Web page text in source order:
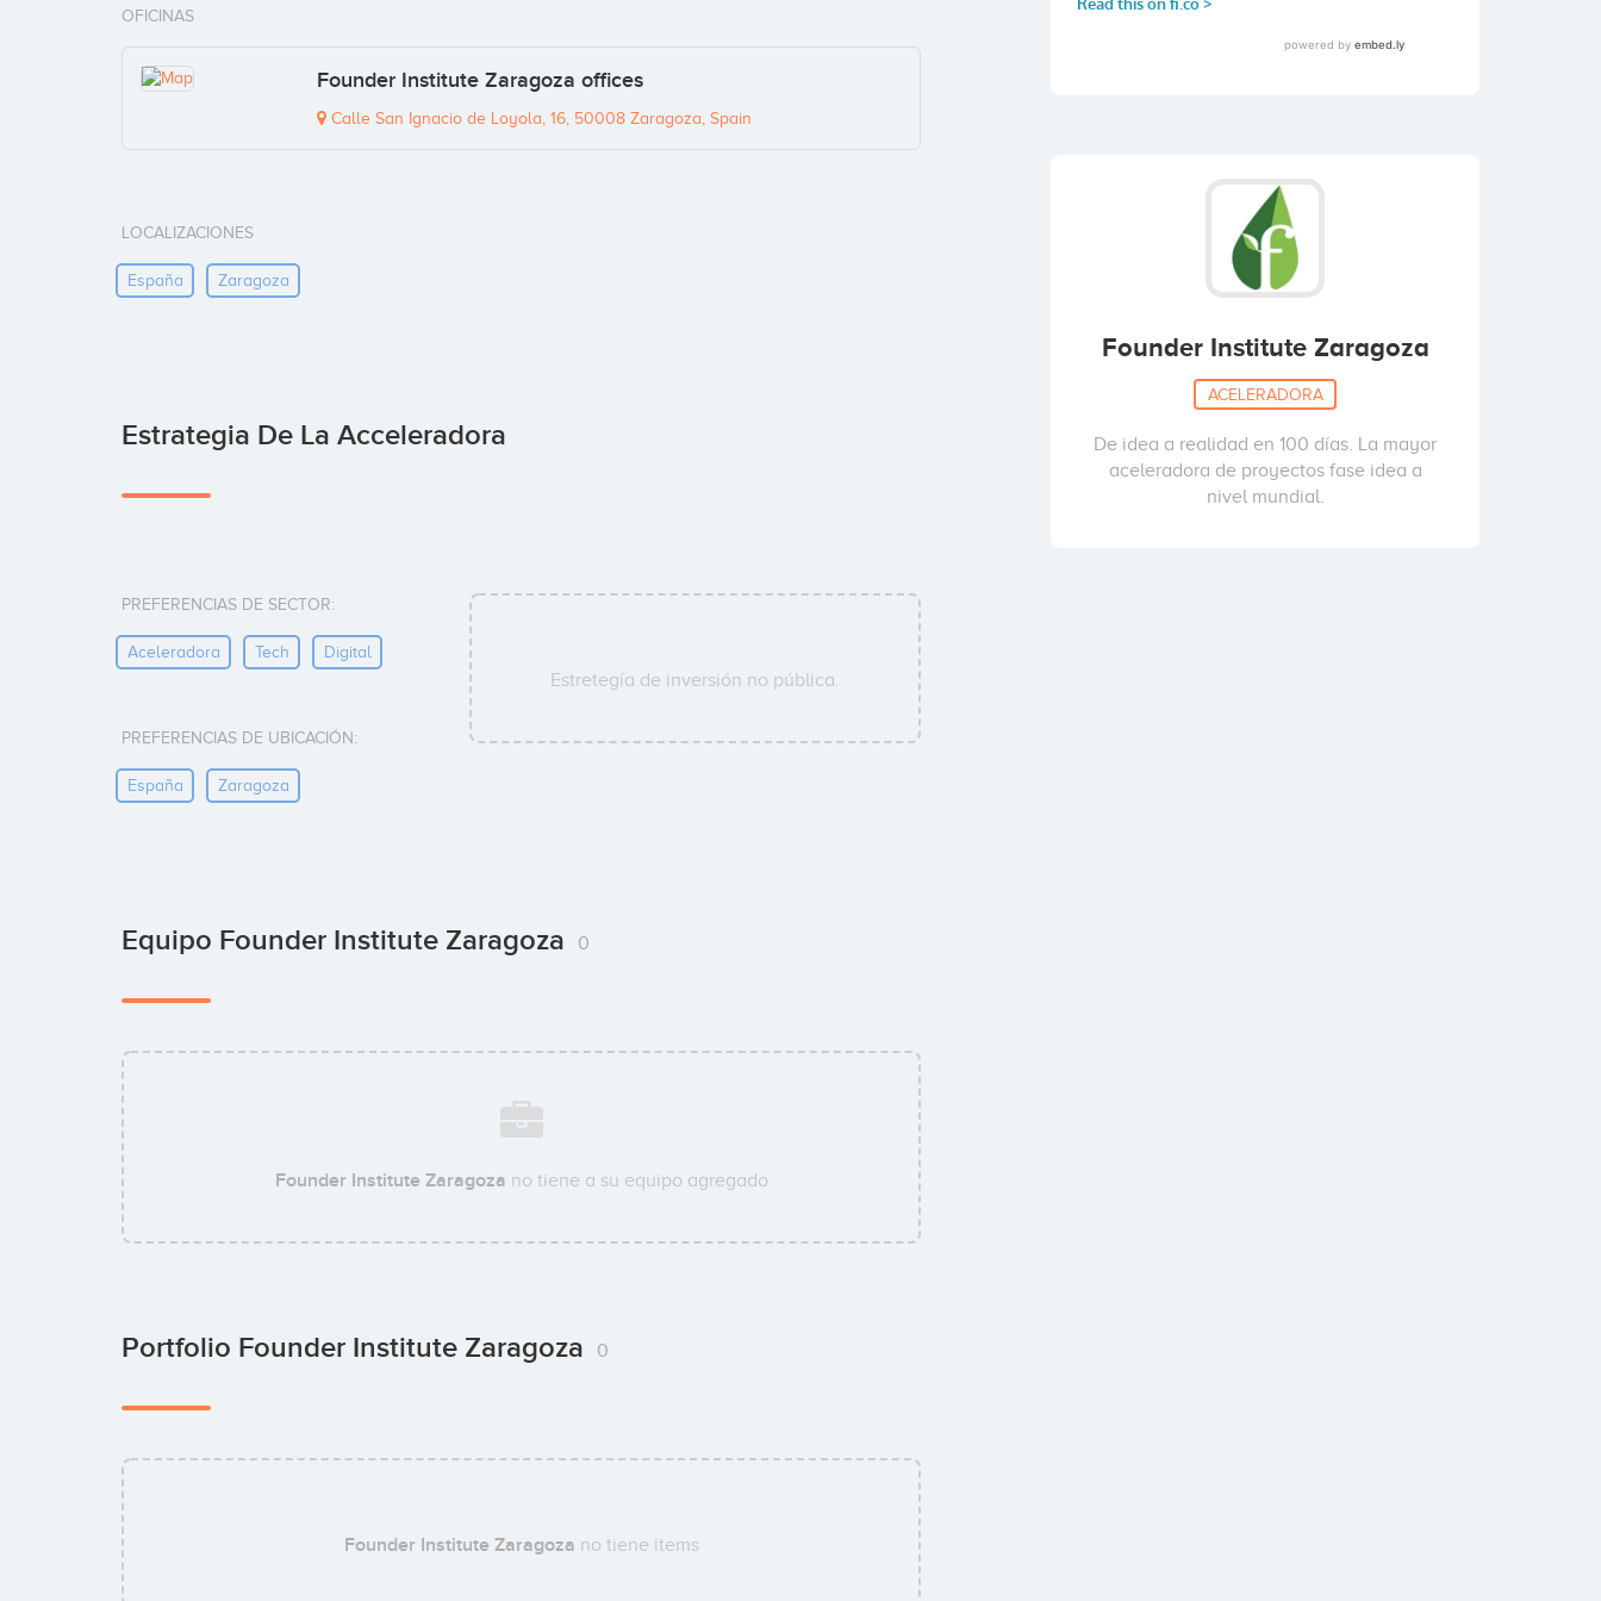
OFICINAS
Founder Institute Zaragoza offices
Calle San Ignacio de Loyola, 16, 50008 Zaragoza, Spain
LOCALIZACIONES
España Zaragoza
Estrategia De La Acceleradora
PREFERENCIAS DE SECTOR:
Aceleradora Tech Digital
PREFERENCIAS DE UBICACIÓN:
España Zaragoza
Estretegía de inversión no pública.
Equipo Founder Institute Zaragoza 0
Founder Institute Zaragoza no tiene a su equipo agregado
Portfolio Founder Institute Zaragoza 0
Founder Institute Zaragoza no tiene items
Founder Institute Zaragoza
ACELERADORA
De idea a realidad en 100 días. La mayor
aceleradora de proyectos fase idea a
nivel mundial.